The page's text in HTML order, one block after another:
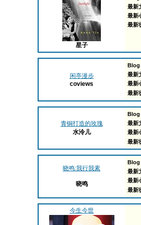
星子
最新
最新
最新
闲亭漫步
coviews
Blog
最新
最新
最新
青铜打造的玫瑰
水泠儿
Blog
最新
最新
最新
晓鸣:我行我素
晓鸣
Blog
最新
最新
最新
今生今世